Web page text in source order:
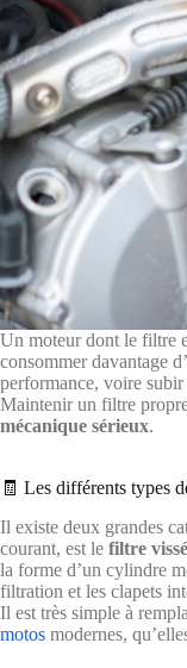
Un moteur dont le filtre
consommer davantage
performance, voire subir
Maintenir un filtre
mécanique sérieux.
🧾 Les différents types
Il existe deux grandes
courant, est le filtre vissé
la forme d’un cylindre
filtration et les clapets
Il est très simple à
motos modernes,